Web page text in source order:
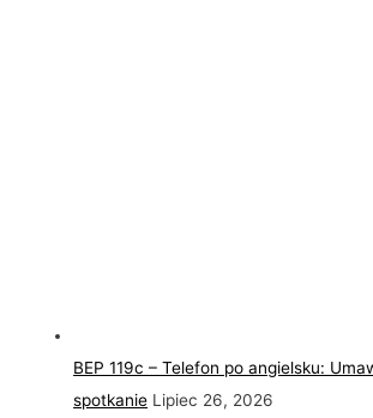
BEP 119c – Telefon po angielsku:
spotkanie Lipiec 26, 2026